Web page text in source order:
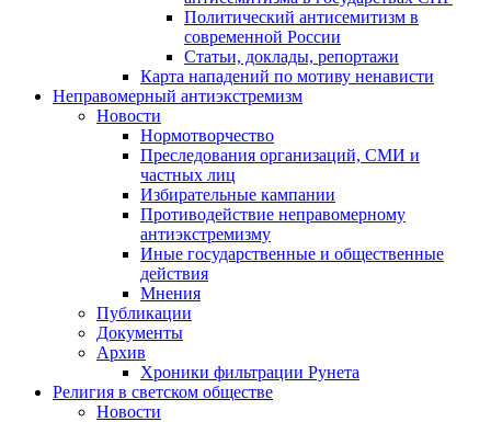
Политический антисемитизм в
современной России
Статьи, доклады, репортажи
Карта нападений по мотиву ненависти
Неправомерный антиэкстремизм
Новости
Нормотворчество
Преследования организаций, СМИ и
частных лиц
Избирательные кампании
Противодействие неправомерному
антиэкстремизму
Иные государственные и общественные
действия
Мнения
Публикации
Документы
Архив
Хроники фильтрации Рунета
Религия в светском обществе
Новости